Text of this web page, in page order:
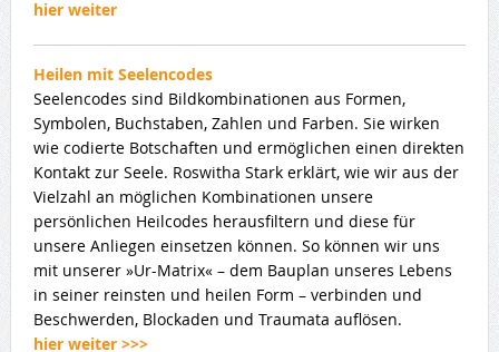
hier weiter
Heilen mit Seelencodes
Seelencodes sind Bildkombinationen aus Formen,
Symbolen, Buchstaben, Zahlen und Farben. Sie wirken
wie codierte Botschaften und ermöglichen einen direkten
Kontakt zur Seele. Roswitha Stark erklärt, wie wir aus der
Vielzahl an möglichen Kombinationen unsere
persönlichen Heilcodes herausfiltern und diese für
unsere Anliegen einsetzen können. So können wir uns
mit unserer »Ur-Matrix« – dem Bauplan unseres Lebens
in seiner reinsten und heilen Form – verbinden und
Beschwerden, Blockaden und Traumata auflösen.
hier weiter >>>